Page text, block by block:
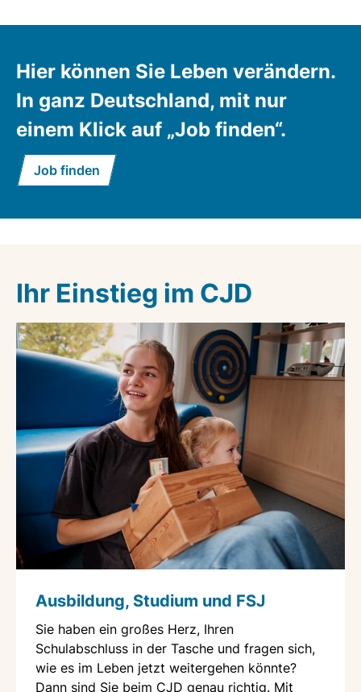
Hier können Sie Leben verändern.
In ganz Deutschland, mit nur
einem Klick auf „Job finden“.
Job finden
Ihr Einstieg im CJD
Ausbildung, Studium und FSJ
Sie haben ein großes Herz, Ihren
Schulabschluss in der Tasche und fragen sich,
wie es im Leben jetzt weitergehen könnte?
Dann sind Sie beim CJD genau richtig. Mit